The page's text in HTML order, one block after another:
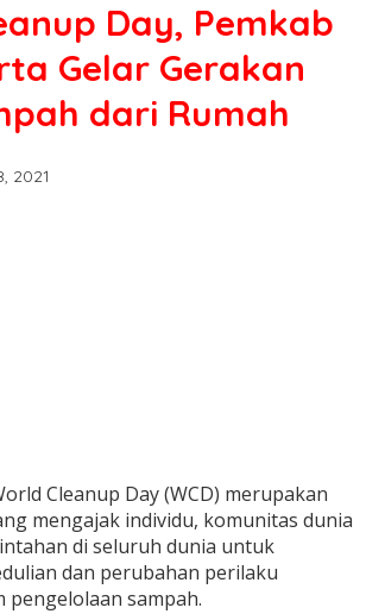
Day, Pemkab
Gelar Gerakan
dari Rumah
2021
Cleanup Day (WCD) merupakan
mengajak individu, komunitas dunia
di seluruh dunia untuk
dan perubahan perilaku
pengelolaan sampah.